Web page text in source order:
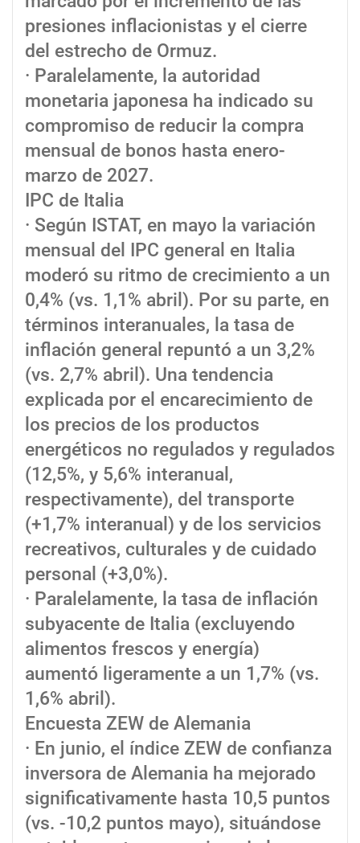
presiones inflacionistas y el cierre
del estrecho de Ormuz.
· Paralelamente, la autoridad
monetaria japonesa ha indicado su
compromiso de reducir la compra
mensual de bonos hasta enero-
marzo de 2027.
IPC de Italia
· Según ISTAT, en mayo la variación
mensual del IPC general en Italia
moderó su ritmo de crecimiento a un
0,4% (vs. 1,1% abril). Por su parte, en
términos interanuales, la tasa de
inflación general repuntó a un 3,2%
(vs. 2,7% abril). Una tendencia
explicada por el encarecimiento de
los precios de los productos
energéticos no regulados y regulados
(12,5%, y 5,6% interanual,
respectivamente), del transporte
(+1,7% interanual) y de los servicios
recreativos, culturales y de cuidado
personal (+3,0%).
· Paralelamente, la tasa de inflación
subyacente de Italia (excluyendo
alimentos frescos y energía)
aumentó ligeramente a un 1,7% (vs.
1,6% abril).
Encuesta ZEW de Alemania
· En junio, el índice ZEW de confianza
inversora de Alemania ha mejorado
significativamente hasta 10,5 puntos
(vs. -10,2 puntos mayo), situándose